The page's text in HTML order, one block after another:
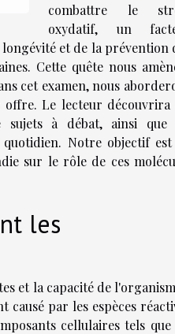
combattre le
oxydatif, un
et de la prévention
Cette quête nous
cet examen, nous
offre. Le lecteur découvrira
sujets à débat, ainsi que
Notre objectif
sur le rôle de ces
les
et la capacité de
causé par les espèces
cellulaires tels que